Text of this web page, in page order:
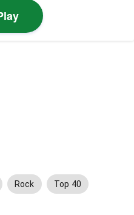
Rock Top 40